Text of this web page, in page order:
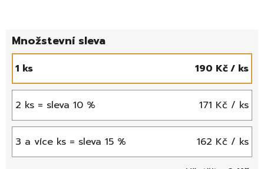
1 ks 190 Kč/ ks
2 ks = sleva 10 % 171 Kč / ks
3 a více ks = sleva 15 % 162 Kč / ks